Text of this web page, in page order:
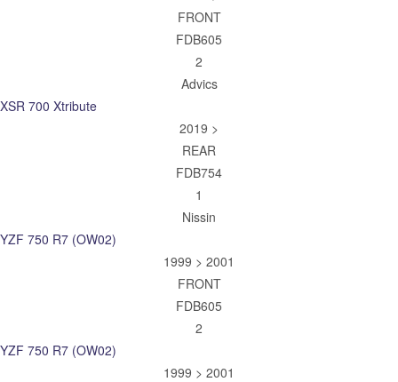
FRONT
FDB605
2
Advics
XSR 700 Xtribute
2019 >
REAR
FDB754
1
Nissin
YZF 750 R7 (OW02)
1999 > 2001
FRONT
FDB605
2
YZF 750 R7 (OW02)
1999 > 2001